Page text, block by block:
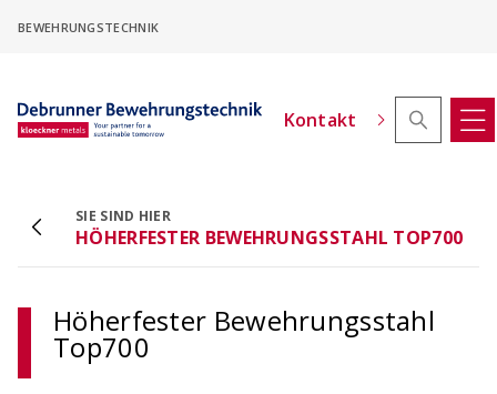
content
BEWEHRUNGSTECHNIK
Kontakt
ACINOXplus® Höhenversatz - Konfigurator
Kragplattenanschlüsse mit Höhenversatz
SIE SIND HIER
HÖHERFESTER BEWEHRUNGSSTAHL TOP700
Höherfester Bewehrungsstahl
Top700